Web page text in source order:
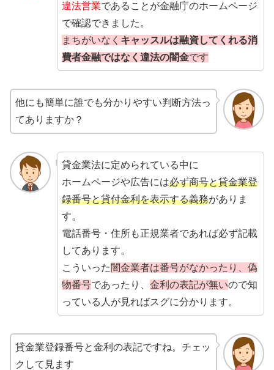
違法営業であることが金融庁のホームページ
で確認できました。
まちがいなく キャッスルは融資してくれる消
費者金融ではなく違法の闇金です
他にも簡単に誰でも分かりやすい判断方法っ
てありますか？
貸金業法に定められている中に
ホームページや広告には必ず商号と貸金業登
録番号と貸付金利を表示する義務がありま
す。
電話番号・住所も正規業者であれば必ず記載
してあります。
こういった闇金業者は番号がなかったり、偽
物番号であったり、 金利の表記が無いので知
っている人が見ればスグに分かります。
貸金業登録番号と金利の表記ですね。チェッ
クして見ます